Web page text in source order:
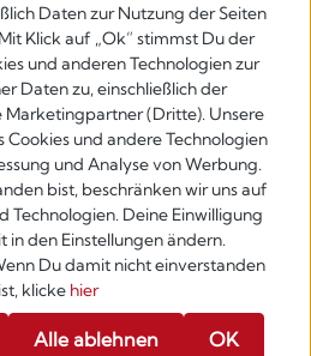
Daten zur Nutzung der Seiten
Klick auf „Ok” stimmst Du der
und anderen Technologien zur
Daten zu, einschließlich der
(Dritte). Unsere
und andere Technologien
und Analyse von Werbung.
bist, beschränken wir uns auf
Technologien. Deine Einwilligung
in den Einstellungen ändern.
Du damit nicht einverstanden
klicke hier
Alle ablehnen OK